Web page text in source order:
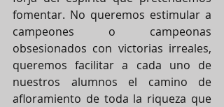
fomentar. No queremos estimular a
campeones o campeonas
obsesionados con victorias irreales,
queremos facilitar a cada uno de
nuestros alumnos el camino de
afloramiento de toda la riqueza que